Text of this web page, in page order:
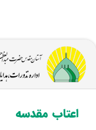
اعتاب مقدسه